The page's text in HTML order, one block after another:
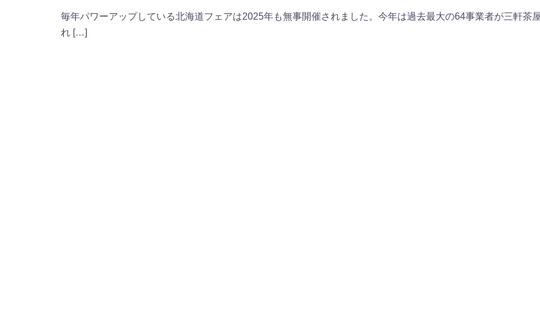
毎年パワーアップしている北海道フェアは2025年も無事開催されました。今年は過去最大の64事業者が三軒茶
れ […]